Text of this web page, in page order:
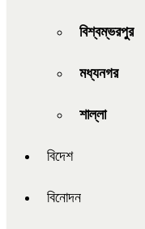
বিশ্বম্ভরপুর
মধ্যনগর
শাল্লা
বিদেশ
বিনোদন